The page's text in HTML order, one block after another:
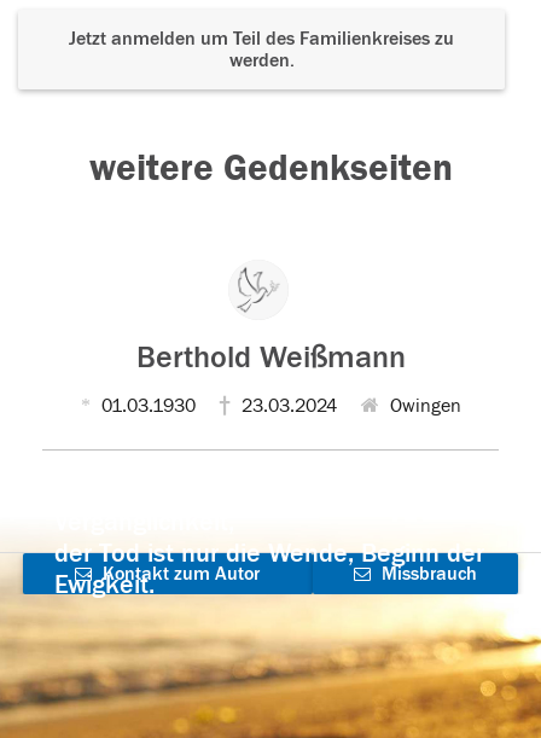
Jetzt anmelden um Teil des Familienkreises zu
werden.
weitere Gedenkseiten
Berthold Weißmann
01.03.1930 23.03.2024 Owingen
der Tod ist nur die Wende, Beginn der
Ewigkeit.
Kontakt zum Autor
aufnehmen
Missbrauch